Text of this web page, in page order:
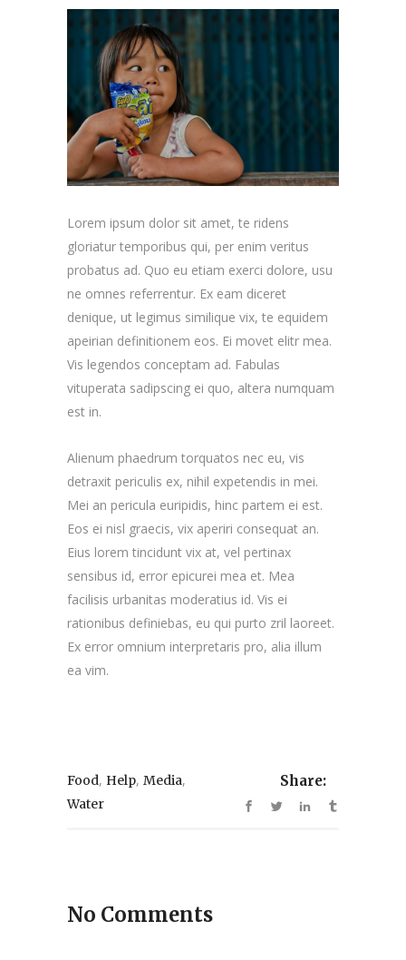
Lorem ipsum dolor sit amet, te ridens
gloriatur temporibus qui, per enim veritus
probatus ad. Quo eu etiam exerci dolore, usu
ne omnes referrentur. Ex eam diceret
denique, ut legimus similique vix, te equidem
apeirian definitionem eos. Ei movet elitr mea.
Vis legendos conceptam ad. Fabulas
vituperata sadipscing ei quo, altera numquam
est in.
Alienum phaedrum torquatos nec eu, vis
detraxit periculis ex, nihil expetendis in mei.
Mei an pericula euripidis, hinc partem ei est.
Eos ei nisl graecis, vix aperiri consequat an.
Eius lorem tincidunt vix at, vel pertinax
sensibus id, error epicurei mea et. Mea
facilisis urbanitas moderatius id. Vis ei
rationibus definiebas, eu qui purto zril laoreet.
Ex error omnium interpretaris pro, alia illum
ea vim.
Food, Help, Media,
Water
Share:
No Comments